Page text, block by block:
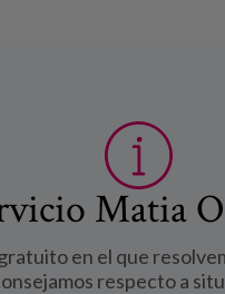
Matia
en el que
respecto a